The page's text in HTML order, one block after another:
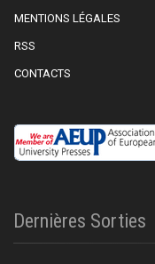
MENTIONS LÉGALES
RSS
CONTACTS
Dernières Sorties